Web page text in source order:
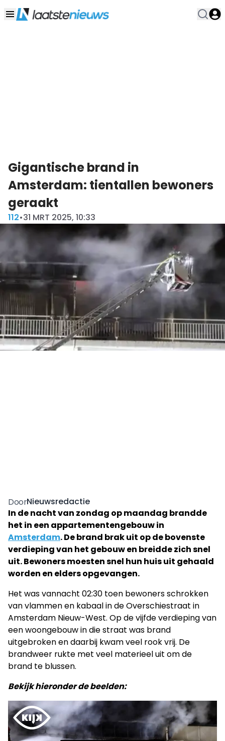
Gigantische brand in
Amsterdam: tientallen bewoners
geraakt
112•31 MRT 2025, 10:33
DoorNieuwsredactie
In de nacht van zondag op maandag brandde
het in een appartementengebouw in
Amsterdam. De brand brak uit op de bovenste
verdieping van het gebouw en breidde zich snel
uit. Bewoners moesten snel hun huis uit gehaald
worden en elders opgevangen.
Het was vannacht 02:30 toen bewoners schrokken
van vlammen en kabaal in de Overschiestraat in
Amsterdam Nieuw-West. Op de vijfde verdieping van
een woongebouw in die straat was brand
uitgebroken en daarbij kwam veel rook vrij. De
brandweer rukte met veel materieel uit om de
brand te blussen.
Bekijk hieronder de beelden: